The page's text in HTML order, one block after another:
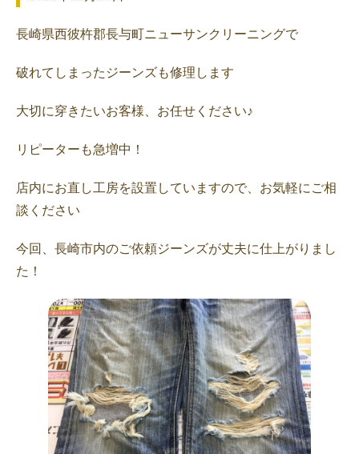
長崎県西彼杵郡長与町ニューサンクリーニングで
破れてしまったジーンズも修理します
大切に穿きたいお客様、お任せください♪
リピーターも急増中！
店内にお直し工房を設置していますので、お気軽にご相
談ください
今回、長崎市内のご依頼ジーンズが丈夫に仕上がりまし
た！